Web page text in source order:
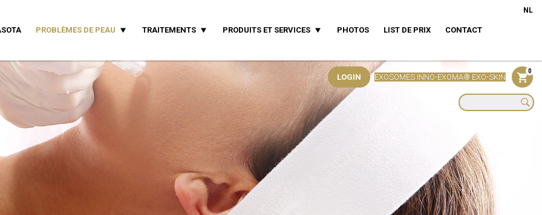
PROBLÈMES DE PEAU TRAITEMENTS PRODUITS ET SERVICES PHOTOS LIST DE PRIX CONTACT
0
LOGIN EXOSOMES INNO-EXOMA® EXO-SKIN
NL